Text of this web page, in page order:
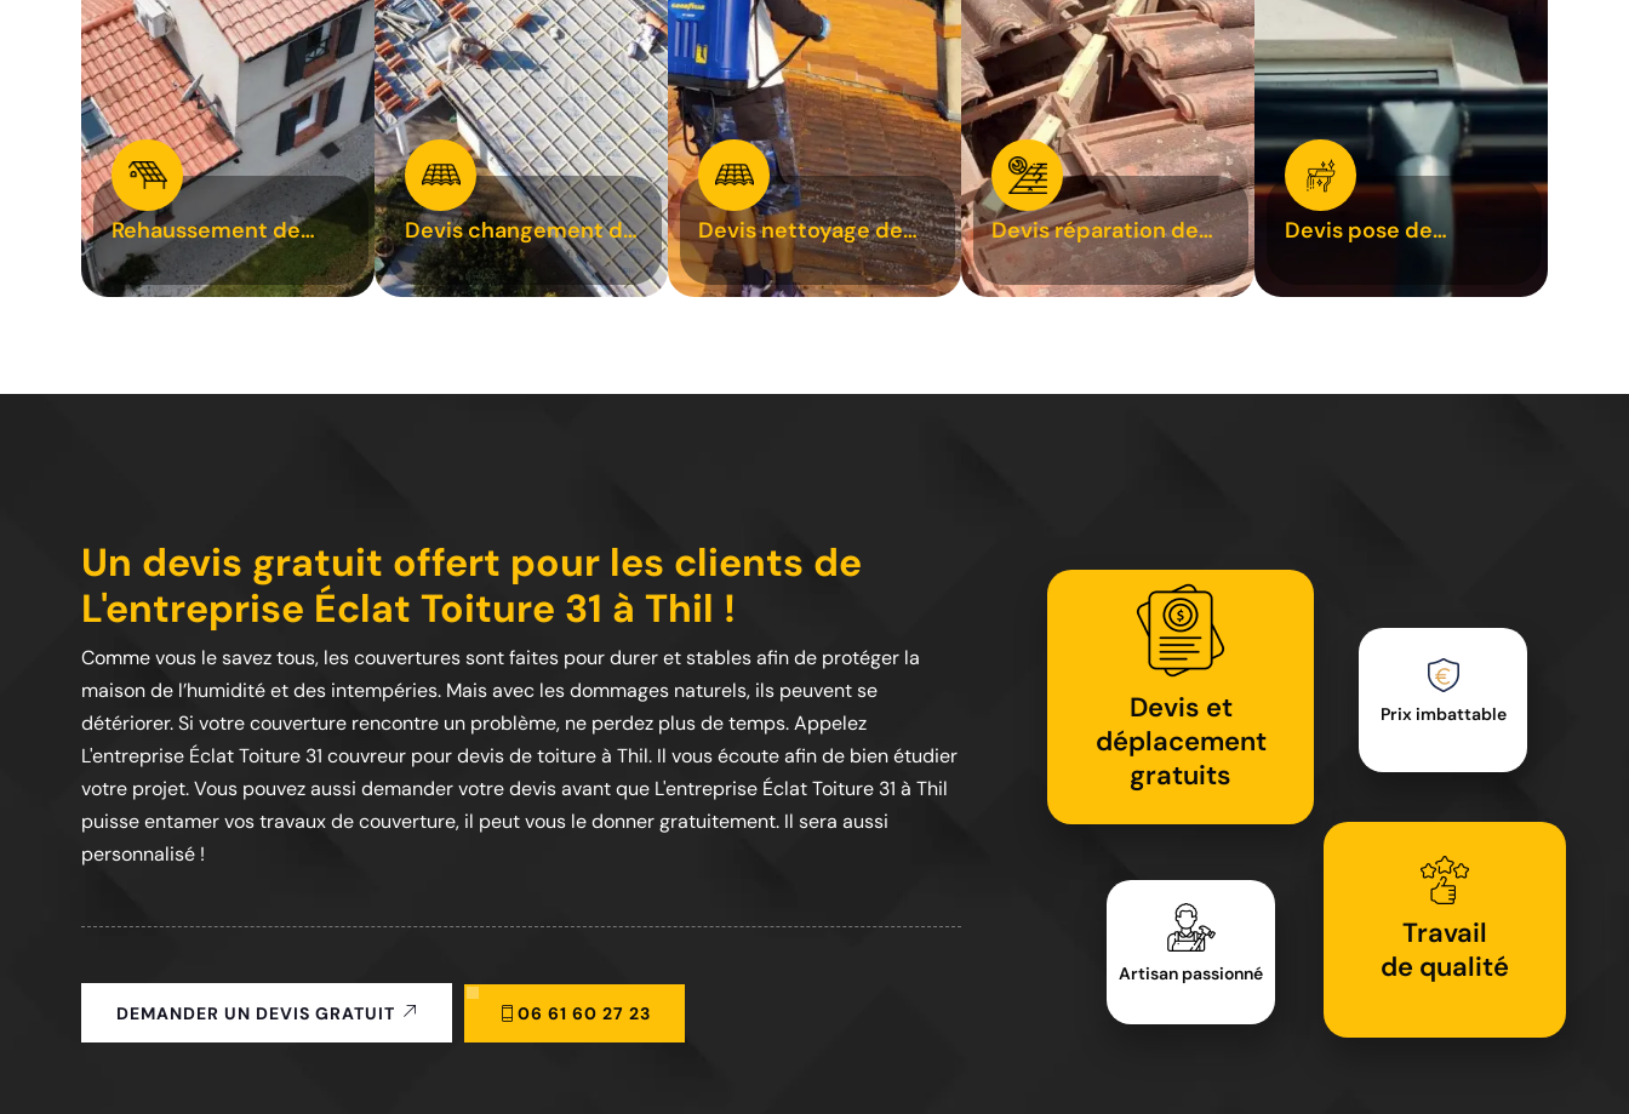
Rehaussement de
toiture 31
Devis changement de
tuile 31
Devis nettoyage de
toiture 31
Devis réparation de
toiture 31
Devis pose de
Un devis gratuit offert pour les clients de
L'entreprise Éclat Toiture 31 à Thil !
Comme vous le savez tous, les couvertures sont faites pour durer et stables afin de protéger la
maison de l’humidité et des intempéries. Mais avec les dommages naturels, ils peuvent se
détériorer. Si votre couverture rencontre un problème, ne perdez plus de temps. Appelez
L'entreprise Éclat Toiture 31 couvreur pour devis de toiture à Thil. Il vous écoute afin de bien étudier
votre projet. Vous pouvez aussi demander votre devis avant que L'entreprise Éclat Toiture 31 à Thil
puisse entamer vos travaux de couverture, il peut vous le donner gratuitement. Il sera aussi
personnalisé !
Devis et
déplacement
gratuits
Artisan passionné
Prix imbattable
Travail
de qualité
DEMANDER UN DEVIS GRATUIT 06 61 60 27 23